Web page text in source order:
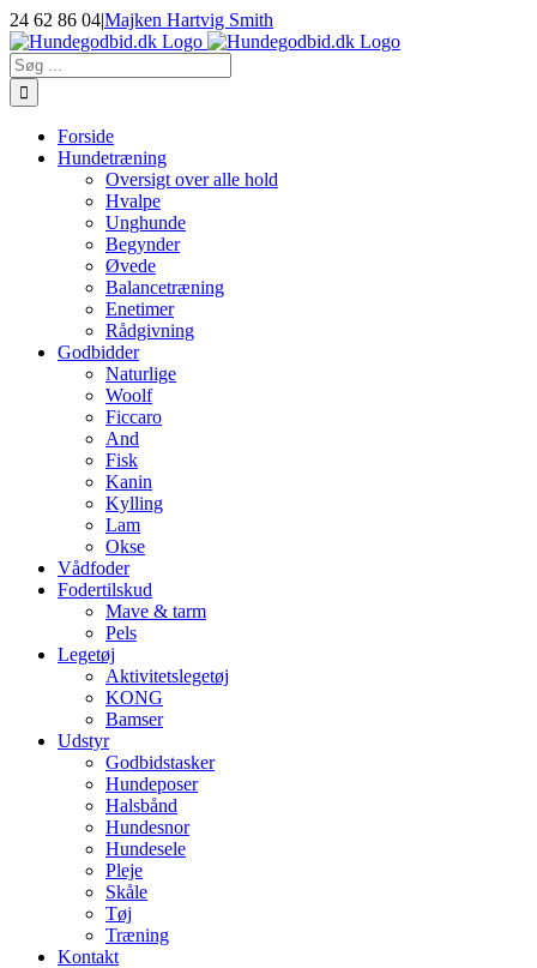
Skip
to
content
24 62 86 04|Majken Hartvig Smith
Facebook
Instagram
E-
mail
Søg
efter:
Forside
Hundetræning
Oversigt over alle hold
Hvalpe
Unghunde
Begynder
Øvede
Balancetræning
Enetimer
Rådgivning
Godbidder
Naturlige
Woolf
Ficcaro
And
Fisk
Kanin
Kylling
Lam
Okse
Vådfoder
Fodertilskud
Mave & tarm
Pels
Legetøj
Aktivitetslegetøj
KONG
Bamser
Udstyr
Godbidstasker
Hundeposer
Halsbånd
Hundesnor
Hundesele
Pleje
Skåle
Tøj
Træning
Kontakt